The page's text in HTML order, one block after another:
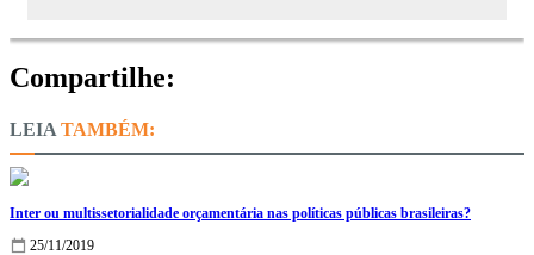
Compartilhe:
TAMBÉM:
Inter ou multissetorialidade orçamentária nas políticas públicas brasileiras?
25/11/2019